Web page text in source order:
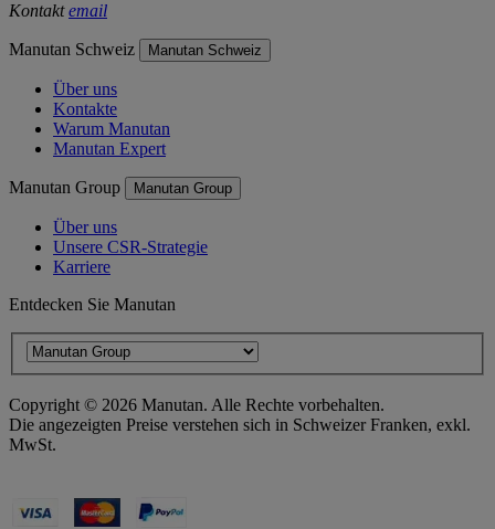
Kontaktemail
Manutan Schweiz Manutan Schweiz
Über uns
Kontakte
Warum Manutan
Manutan Expert
Manutan Group Manutan Group
Über uns
Unsere CSR-Strategie
Karriere
Entdecken Sie Manutan
Copyright © 2026 Manutan. Alle Rechte vorbehalten.
Die angezeigten Preise verstehen sich in Schweizer Franken, exkl.
MwSt.